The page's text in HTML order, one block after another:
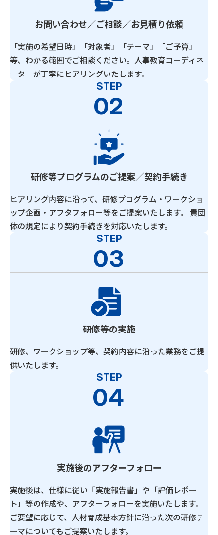
お問い合わせ／ご相談／お見積り依頼
「実施の希望日時」「対象者」「テーマ」「ご予算」
等、わかる範囲でご相談ください。人事教育コーディネ
ーターが丁寧にヒアリングいたします。
STEP
02
研修等プログラムのご提案／契約手続き
ヒアリング内容に沿って、研修プログラム・ワークショ
ップ企画・アフタフォロー等をご提案いたします。 貴団
体の規定により契約手続きを対応いたします。
STEP
03
研修等の実施
研修、ワークショップ等、契約内容に沿った業務をご提
供いたします。
STEP
04
実施後のアフターフォロー
実施後は、仕様に従い「実施報告書」や「評価レポー
ト」等の作成や、アフターフォローを実施いたします。
ご要望に応じて、人材育成基本方針に沿った次の研修テ
ーマについてもご提案いたします。